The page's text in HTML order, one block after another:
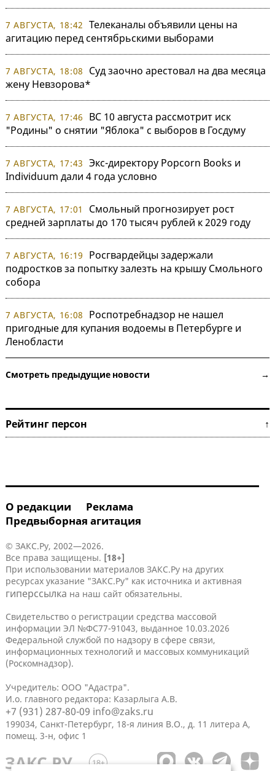
7 АВГУСТА, 18:42 Телеканалы объявили цены на
агитацию перед сентябрьскими выборами
7 АВГУСТА, 18:08
Суд заочно арестовал на два месяца
жену Невзорова*
7 АВГУСТА, 17:46
ВС 10 августа рассмотрит иск
"Родины" о снятии "Яблока" с выборов в Госдуму
7 АВГУСТА, 17:43 Экс-директору Popcorn Books и
Individuum дали 4 года условно
7 АВГУСТА, 17:01
Смольный прогнозирует рост
средней зарплаты до 170 тысяч рублей к 2029 году
7 АВГУСТА, 16:19
Росгвардейцы задержали
подростков за попытку залезть на крышу Смольного
собора
7 АВГУСТА, 16:08
Роспотребнадзор не нашел
пригодные для купания водоемы в Петербурге и
Ленобласти
Смотреть предыдущие новости →
Рейтинг персон ↑
О редакции
Реклама
Предвыборная агитация
© ЗАКС.Ру, 2002—2026.
Все права защищены. [18+]
При использовании материалов ЗАКС.Ру на других
ресурсах указание "ЗАКС.Ру" как источника и активная
гиперссылка на наш сайт обязательны.
Свидетельство о регистрации средства массовой
информации ЭЛ №ФС77-91043, выданное 10.03.2026
Федеральной службой по надзору в сфере связи,
информационных технологий и массовых коммуникаций
(Роскомнадзор).
Учредитель: ООО "Адастра".
И.о. главного редактора: Казарлыга А.В.
+7 (931) 287-80-09 info@zaks.ru
199034, Санкт-Петербург, 18-я линия В.О., д. 11 литера А,
помещ. 3-н, офис 1